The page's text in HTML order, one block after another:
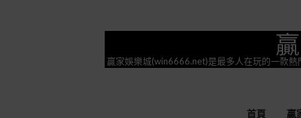
贏家娛樂城(win6666.net)是最多人在玩的一款
首頁 贏